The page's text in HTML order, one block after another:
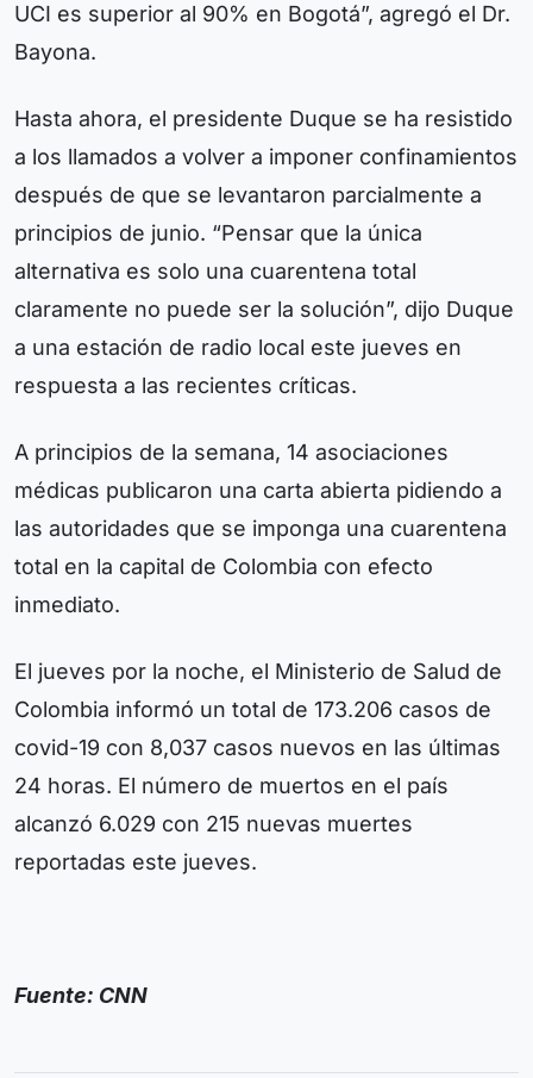
UCI es superior al 90% en Bogotá”, agregó el Dr.
Bayona.
Hasta ahora, el presidente Duque se ha resistido
a los llamados a volver a imponer confinamientos
después de que se levantaron parcialmente a
principios de junio. “Pensar que la única
alternativa es solo una cuarentena total
claramente no puede ser la solución”, dijo Duque
a una estación de radio local este jueves en
respuesta a las recientes críticas.
A principios de la semana, 14 asociaciones
médicas publicaron una carta abierta pidiendo a
las autoridades que se imponga una cuarentena
total en la capital de Colombia con efecto
inmediato.
El jueves por la noche, el Ministerio de Salud de
Colombia informó un total de 173.206 casos de
covid-19 con 8,037 casos nuevos en las últimas
24 horas. El número de muertos en el país
alcanzó 6.029 con 215 nuevas muertes
reportadas este jueves.
Fuente: CNN